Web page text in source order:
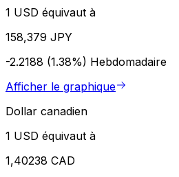
1 USD équivaut à
158,379 JPY
-2.2188 (1.38%) Hebdomadaire
Afficher le graphique
Dollar canadien
1 USD équivaut à
1,40238 CAD